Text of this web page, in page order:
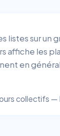
listes sur un
affiche les
en
collectifs —